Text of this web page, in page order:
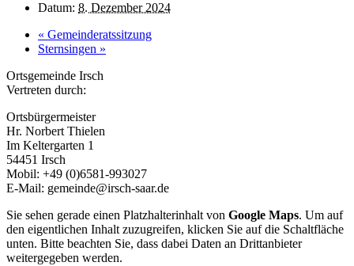
Datum: 8. Dezember 2024
« Gemeinderatssitzung
Sternsingen »
Ortsgemeinde Irsch
Vertreten durch:
Ortsbürgermeister
Hr. Norbert Thielen
Im Keltergarten 1
54451 Irsch
Mobil: +49 (0)6581-993027
E-Mail: gemeinde@irsch-saar.de
Sie sehen gerade einen Platzhalterinhalt von Google Maps. Um auf
den eigentlichen Inhalt zuzugreifen, klicken Sie auf die Schaltfläche
unten. Bitte beachten Sie, dass dabei Daten an Drittanbieter
weitergegeben werden.